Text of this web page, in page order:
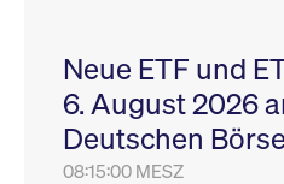
Neue ETF und
6. August 2026
Deutschen Börse
08:15:00 MESZ